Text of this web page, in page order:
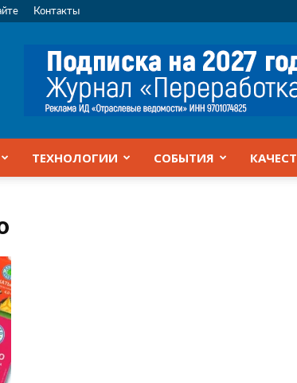
Контакты
ТЕХНОЛОГИИ СОБЫТИЯ